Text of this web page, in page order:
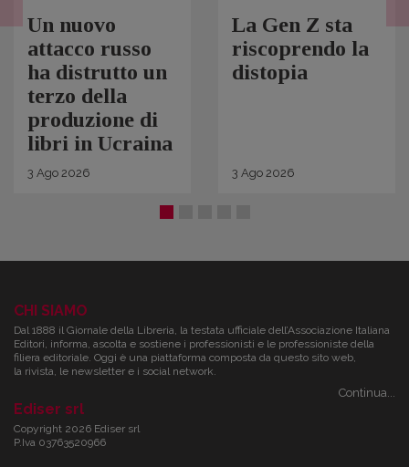
Un nuovo
attacco russo
ha distrutto un
terzo della
produzione di
libri in Ucraina
3 Ago 2026
La Gen Z sta
riscoprendo la
distopia
3 Ago 2026
CHI SIAMO
Dal 1888 il Giornale della Libreria, la testata ufficiale dell’Associazione Italiana
Editori, informa, ascolta e sostiene i professionisti e le professioniste della
filiera editoriale. Oggi è una piattaforma composta da questo sito web,
la rivista, le newsletter e i social network.
Continua...
Ediser srl
Copyright 2026 Ediser srl
P.Iva 03763520966